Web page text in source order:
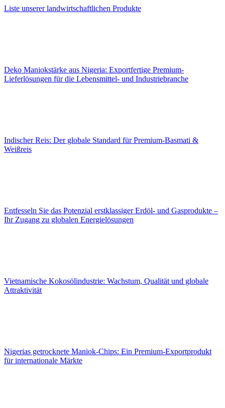
Liste unserer landwirtschaftlichen Produkte
Deko Maniokstärke aus Nigeria: Exportfertige Premium-
Lieferlösungen für die Lebensmittel- und Industriebranche
Indischer Reis: Der globale Standard für Premium-Basmati &
Weißreis
Entfesseln Sie das Potenzial erstklassiger Erdöl- und Gasprodukte –
Ihr Zugang zu globalen Energielösungen
Vietnamische Kokosölindustrie: Wachstum, Qualität und globale
Attraktivität
Nigerias getrocknete Maniok-Chips: Ein Premium-Exportprodukt
für internationale Märkte